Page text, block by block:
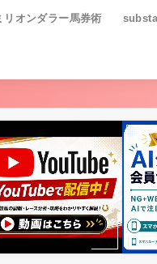
リオンダラー馬券術